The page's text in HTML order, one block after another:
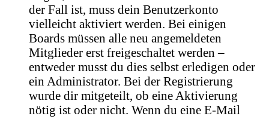
der Fall ist, muss dein Benutzerkonto
vielleicht aktiviert werden. Bei einigen
Boards müssen alle neu angemeldeten
Mitglieder erst freigeschaltet werden –
entweder musst du dies selbst erledigen oder
ein Administrator. Bei der Registrierung
wurde dir mitgeteilt, ob eine Aktivierung
nötig ist oder nicht. Wenn du eine E-Mail